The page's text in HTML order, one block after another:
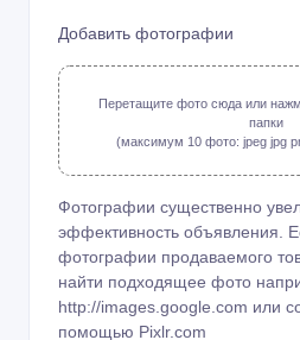
Добавить фотографии
Перетащите фото сюда или
папки
(максимум 10 фото: jpeg jpg
Фотографии существенно
эффективность объявления.
фотографии продаваемого
найти подходящее фото
http://images.google.com или
помощью Pixlr.com